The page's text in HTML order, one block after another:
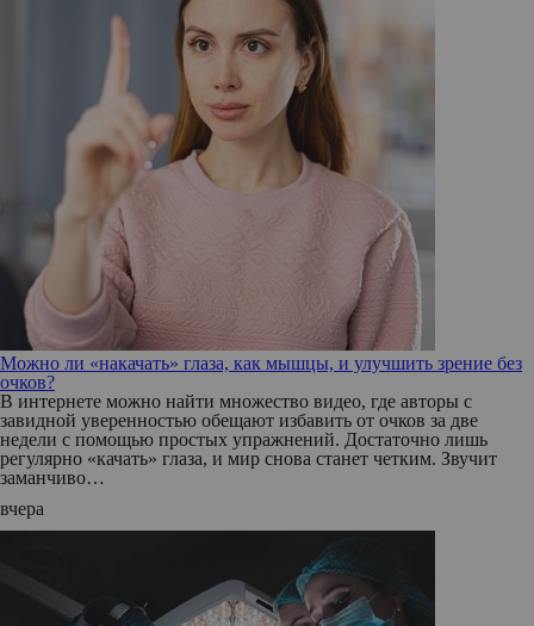
Можно ли «накачать» глаза, как мышцы, и улучшить зрение без
очков?
В интернете можно найти множество видео, где авторы с
завидной уверенностью обещают избавить от очков за две
недели с помощью простых упражнений. Достаточно лишь
регулярно «качать» глаза, и мир снова станет четким. Звучит
заманчиво…
вчера